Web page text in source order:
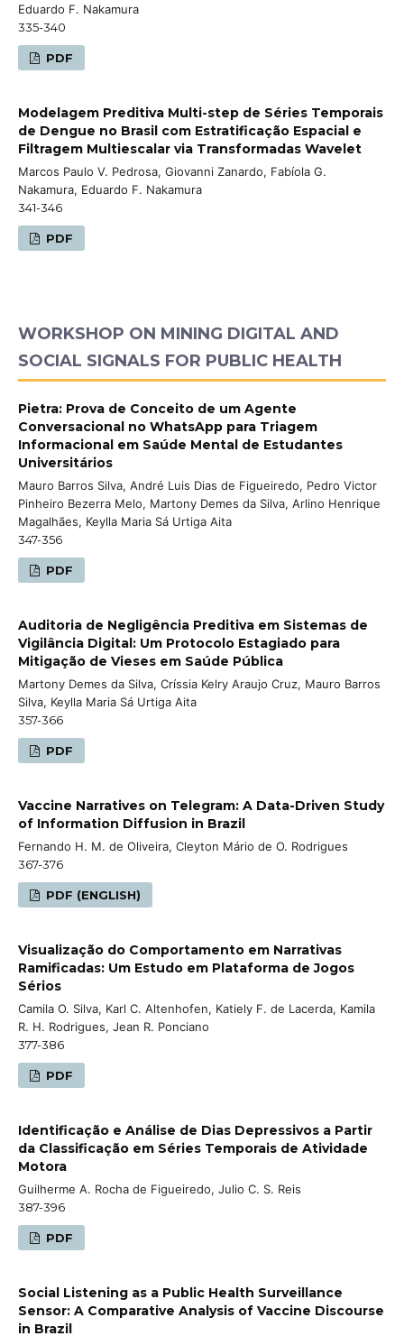
Eduardo F. Nakamura
335-340
PDF
Modelagem Preditiva Multi-step de Séries Temporais
de Dengue no Brasil com Estratificação Espacial e
Filtragem Multiescalar via Transformadas Wavelet
Marcos Paulo V. Pedrosa, Giovanni Zanardo, Fabíola G.
Nakamura, Eduardo F. Nakamura
341-346
PDF
WORKSHOP ON MINING DIGITAL AND
SOCIAL SIGNALS FOR PUBLIC HEALTH
Pietra: Prova de Conceito de um Agente
Conversacional no WhatsApp para Triagem
Informacional em Saúde Mental de Estudantes
Universitários
Mauro Barros Silva, André Luis Dias de Figueiredo, Pedro Victor
Pinheiro Bezerra Melo, Martony Demes da Silva, Arlino Henrique
Magalhães, Keylla Maria Sá Urtiga Aita
347-356
PDF
Auditoria de Negligência Preditiva em Sistemas de
Vigilância Digital: Um Protocolo Estagiado para
Mitigação de Vieses em Saúde Pública
Martony Demes da Silva, Críssia Kelry Araujo Cruz, Mauro Barros
Silva, Keylla Maria Sá Urtiga Aita
357-366
PDF
Vaccine Narratives on Telegram: A Data-Driven Study
of Information Diffusion in Brazil
Fernando H. M. de Oliveira, Cleyton Mário de O. Rodrigues
367-376
PDF (ENGLISH)
Visualização do Comportamento em Narrativas
Ramificadas: Um Estudo em Plataforma de Jogos
Sérios
Camila O. Silva, Karl C. Altenhofen, Katiely F. de Lacerda, Kamila
R. H. Rodrigues, Jean R. Ponciano
377-386
PDF
Identificação e Análise de Dias Depressivos a Partir
da Classificação em Séries Temporais de Atividade
Motora
Guilherme A. Rocha de Figueiredo, Julio C. S. Reis
387-396
PDF
Social Listening as a Public Health Surveillance
Sensor: A Comparative Analysis of Vaccine Discourse
in Brazil